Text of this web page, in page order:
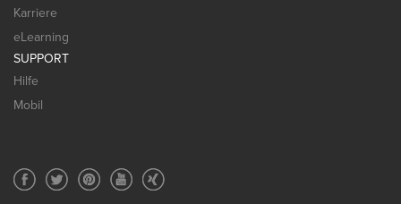
Karriere
eLearning
SUPPORT
Hilfe
Mobil